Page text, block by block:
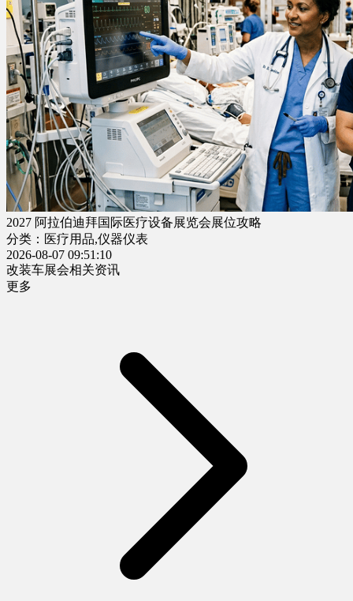
2027 阿拉伯迪拜国际医疗设备展览会展位攻略
分类：医疗用品,仪器仪表
2026-08-07 09:51:10
改装车展会相关资讯
更多